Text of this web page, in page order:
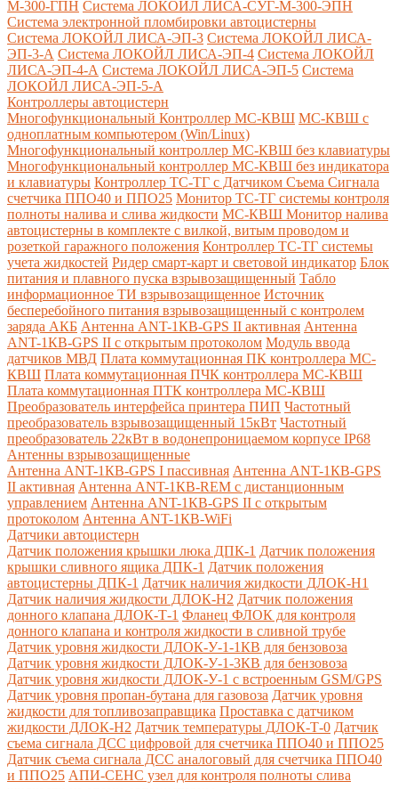
М-300-ГПН Система ЛОКОЙЛ ЛИСА-СУГ-М-300-ЭПН
Система электронной пломбировки автоцистерны
Система ЛОКОЙЛ ЛИСА-ЭП-3 Система ЛОКОЙЛ ЛИСА-
ЭП-3-А Система ЛОКОЙЛ ЛИСА-ЭП-4 Система ЛОКОЙЛ
ЛИСА-ЭП-4-А Система ЛОКОЙЛ ЛИСА-ЭП-5 Система
ЛОКОЙЛ ЛИСА-ЭП-5-А
Контроллеры автоцистерн
Многофункциональный Контроллер МС-КВШ МС-КВШ с
одноплатным компьютером (Win/Linux)
Многофункциональный контроллер МС-КВШ без клавиатуры
Многофункциональный контроллер МС-КВШ без индикатора
и клавиатуры Контроллер ТС-ТГ с Датчиком Съема Сигнала
счетчика ППО40 и ППО25 Монитор ТС-ТГ системы контроля
полноты налива и слива жидкости МС-КВШ Монитор налива
автоцистерны в комплекте с вилкой, витым проводом и
розеткой гаражного положения Контроллер ТС-ТГ системы
учета жидкостей Ридер смарт-карт и световой индикатор Блок
питания и плавного пуска взрывозащищенный Табло
информационное ТИ взрывозащищенное Источник
бесперебойного питания взрывозащищенный с контролем
заряда АКБ Антенна ANT-1КВ-GPS II активная Антенна
ANT-1КВ-GPS II с открытым протоколом Модуль ввода
датчиков МВД Плата коммутационная ПК контроллера МС-
КВШ Плата коммутационная ПЧК контроллера МС-КВШ
Плата коммутационная ПТК контроллера МС-КВШ
Преобразователь интерфейса принтера ПИП Частотный
преобразователь взрывозащищенный 15кВт Частотный
преобразователь 22кВт в водонепроницаемом корпусе IP68
Антенны взрывозащищенные
Антенна ANT-1КВ-GPS I пассивная Антенна ANT-1КВ-GPS
II активная Антенна ANT-1КВ-REM c дистанционным
управлением Антенна ANT-1КВ-GPS II с открытым
протоколом Антенна ANT-1КВ-WiFi
Датчики автоцистерн
Датчик положения крышки люка ДПК-1 Датчик положения
крышки сливного ящика ДПК-1 Датчик положения
автоцистерны ДПК-1 Датчик наличия жидкости ДЛОК-Н1
Датчик наличия жидкости ДЛОК-Н2 Датчик положения
донного клапана ДЛОК-Т-1 Фланец ФЛОК для контроля
донного клапана и контроля жидкости в сливной трубе
Датчик уровня жидкости ДЛОК-У-1-1КВ для бензовоза
Датчик уровня жидкости ДЛОК-У-1-3КВ для бензовоза
Датчик уровня жидкости ДЛОК-У-1 с встроенным GSM/GPS
Датчик уровня пропан-бутана для газовоза Датчик уровня
жидкости для топливозаправщика Проставка с датчиком
жидкости ДЛОК-Н2 Датчик температуры ДЛОК-Т-0 Датчик
съема сигнала ДСС цифровой для счетчика ППО40 и ППО25
Датчик съема сигнала ДСС аналоговый для счетчика ППО40
и ППО25 АПИ-СЕНС узел для контроля полноты слива